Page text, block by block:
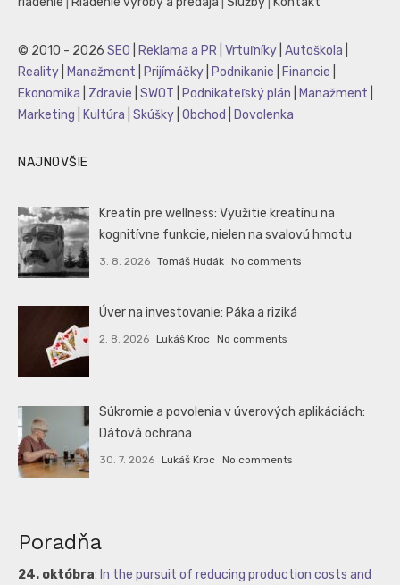
© 2010 - 2026 SEO Reklama a PR Vrtuľníky Autoškola
Reality
Manažment Prijímáčky Podnikanie Financie
Ekonomika
Zdravie SWOT Podnikateľský plán Manažment
Marketing
Kultúra Skúšky Obchod Dovolenka
NAJNOVŠIE
Kreatín pre wellness: Využitie kreatínu na
kognitívne funkcie, nielen na svalovú hmotu
3. 8. 2026 Tomáš Hudák No comments
Úver na investovanie: Páka a riziká
2. 8. 2026 Lukáš Kroc No comments
Súkromie a povolenia v úverových aplikáciách:
Dátová ochrana
30. 7. 2026 Lukáš Kroc No comments
Poradňa
24. októbra: In the pursuit of reducing production costs and